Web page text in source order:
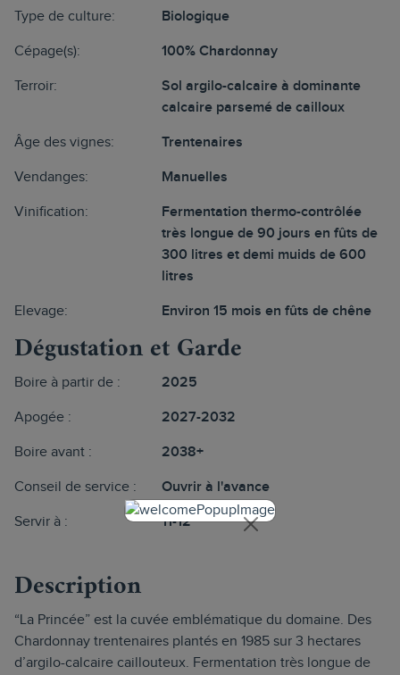
Type de culture: Biologique
Cépage(s): 100% Chardonnay
Terroir:
Sol argilo-calcaire à dominante
calcaire parsemé de cailloux
Âge des vignes: Trentenaires
Vendanges: Manuelles
Vinification:
Fermentation thermo-contrôlée
très longue de 90 jours en fûts de
300 litres et demi muids de 600
litres
Elevage: Environ 15 mois en fûts de chêne
Dégustation et Garde
Boire à partir de : 2025
Apogée : 2027-2032
Boire avant : 2038+
Conseil de service : Ouvrir à l'avance
Servir à : 11-12°
Description
“La Princée” est la cuvée emblématique du domaine. Des
Chardonnay trentenaires plantés en 1985 sur 3 hectares
d’argilo-calcaire caillouteux. Fermentation très longue de